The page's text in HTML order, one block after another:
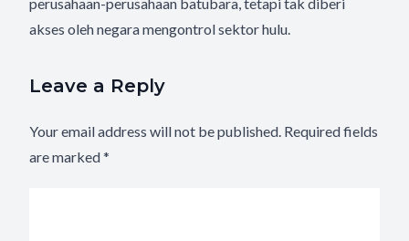
akses oleh negara mengontrol sektor hulu.
Leave a Reply
Your email address will not be published. Required fields
are marked*